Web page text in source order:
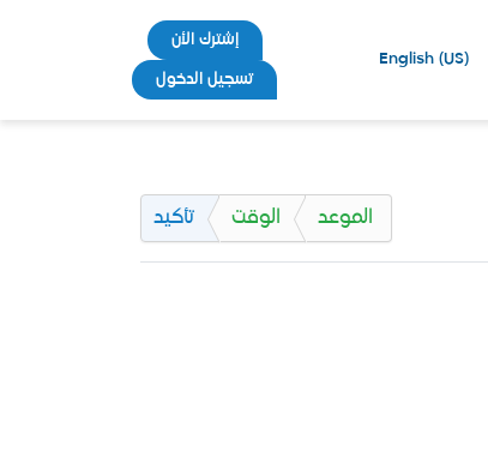
English (US)
إشترك الأن
تسجيل الدخول
الموعد الوقت تأكيد